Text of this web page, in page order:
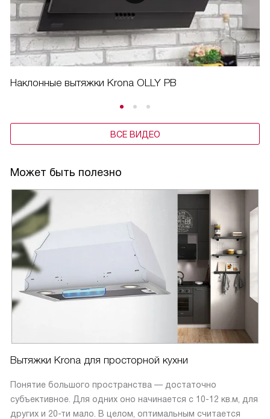
Наклонные вытяжки Krona OLLY PB
ВСЕ ВИДЕО
Может быть полезно
Вытяжки Krona для просторной кухни
Понятие большого пространства — достаточно
субъективное. Для одних оно начинается с 10-12 кв.м, для
других и 20-ти мало. В целом, оптимальным считается